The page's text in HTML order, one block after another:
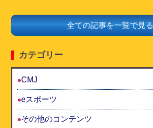
全ての記事を一覧で見る
カテゴリー
CMJ
eスポーツ
その他のコンテンツ